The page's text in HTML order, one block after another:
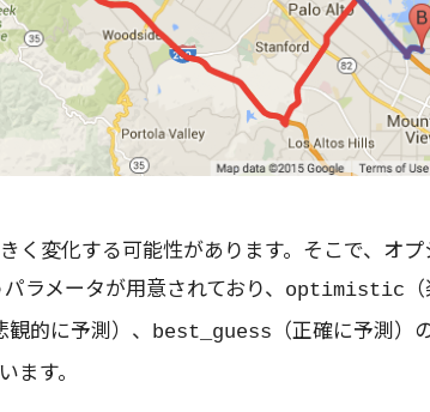
く変化する可能性があります。そこで、オプ
ラメータが用意されており、 optimistic
観的に予測）、 best_guess
（正確に予測）
ます。